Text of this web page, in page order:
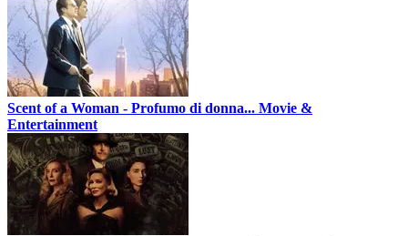
Scent of a Woman - Profumo di donna... Movie &
Entertainment